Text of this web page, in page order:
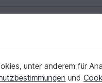
unter anderem für
und